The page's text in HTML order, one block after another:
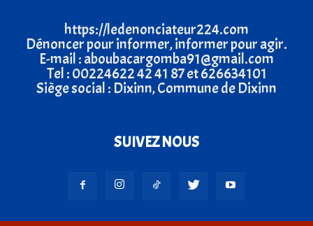
https://ledenonciateur224.com
Dénoncer pour informer, informer pour agir.
E-mail : aboubacargomba91@gmail.com
Tel : 00224622 42 41 87 et 626634101
Siège social : Dixinn, Commune de Dixinn
SUIVEZ NOUS